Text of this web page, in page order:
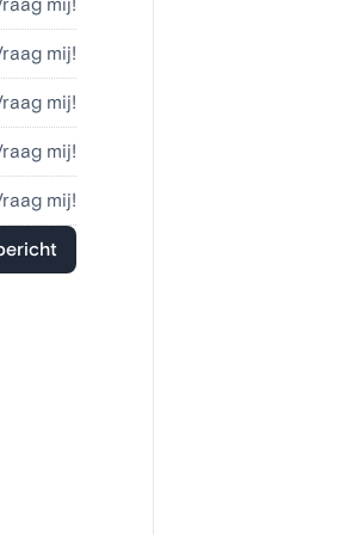
mij!
mij!
mij!
mij!
mij!